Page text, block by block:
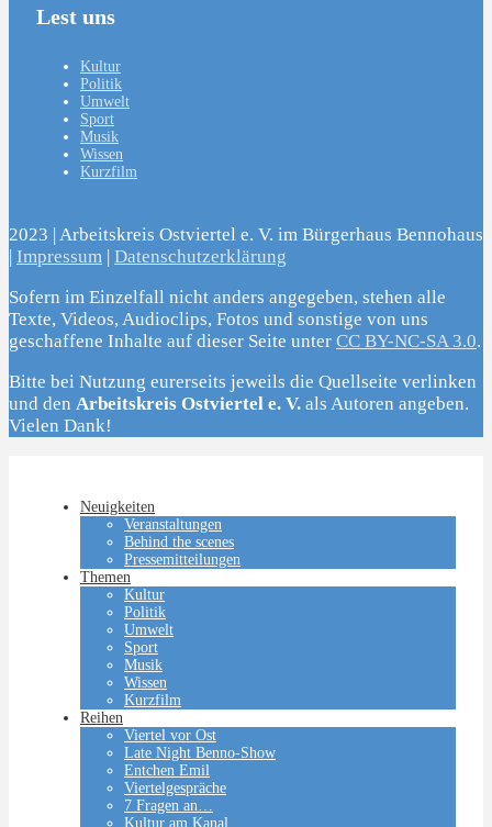
Lest uns
Kultur
Politik
Umwelt
Sport
Musik
Wissen
Kurzfilm
2023 | Arbeitskreis Ostviertel e. V. im Bürgerhaus Bennohaus
Impressum Datenschutzerklärung
Sofern im Einzelfall nicht anders angegeben, stehen alle
Texte, Videos, Audioclips, Fotos und sonstige von uns
geschaffene Inhalte auf dieser Seite unter CC BY-NC-SA 3.0.
Bitte bei Nutzung eurerseits jeweils die Quellseite verlinken
und den Arbeitskreis Ostviertel e. V. als Autoren angeben.
Vielen Dank!
Neuigkeiten
Veranstaltungen
Behind the scenes
Pressemitteilungen
Themen
Kultur
Politik
Umwelt
Sport
Musik
Wissen
Kurzfilm
Reihen
Viertel vor Ost
Late Night Benno-Show
Entchen Emil
Viertelgespräche
7 Fragen an…
Kultur am Kanal